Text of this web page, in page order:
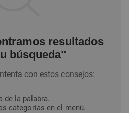
resultados
búsqueda"
con estos consejos:
de la palabra.
categorías en el menú.